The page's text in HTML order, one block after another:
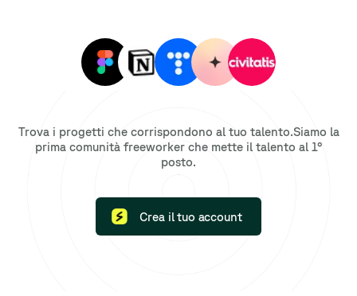
Trova i progetti che corrispondono al tuo talento.Siamo la
prima comunità freeworker che mette il talento al 1°
posto.
Crea il tuo account